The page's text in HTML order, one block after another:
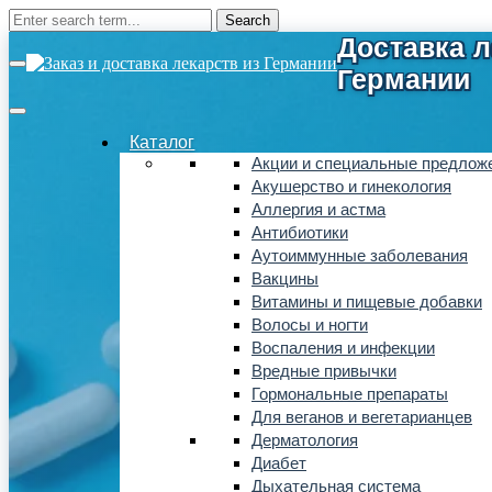
Каталог
Акции и специальные
Акушерство и гинекология
Аллергия и астма
Антибиотики
Аутоиммунные заболевания
Вакцины
Витамины и пищевые добавки
Волосы и ногти
Воспаления и инфекции
Вредные привычки
Гормональные препараты
Для веганов и вегетарианцев
Дерматология
Диабет
Дыхательная система